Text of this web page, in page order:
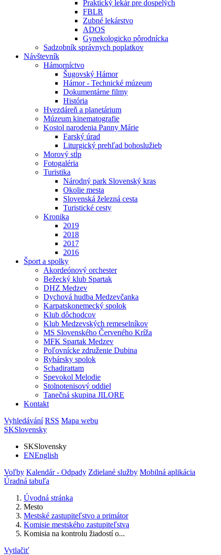
Praktický lekár pre dospelých
FBLR
Zubné lekárstvo
ADOS
Gynekologicko pôrodnícka
Sadzobník správnych poplatkov
Návštevník
Hámorníctvo
Šugovský Hámor
Hámor - Technické múzeum
Dokumentárne filmy
História
Hvezdáreň a planetárium
Múzeum kinematografie
Kostol narodenia Panny Márie
Farský úrad
Liturgický prehľad bohoslužieb
Morový stĺp
Fotogaléria
Turistika
Národný park Slovenský kras
Okolie mesta
Slovenská železná cesta
Turistické cesty
Kronika
2019
2018
2017
2016
Šport a spolky
Akordeónový orchester
Bežecký klub Spartak
DHZ Medzev
Dychová hudba Medzevčanka
Karpatskonemecký spolok
Klub dôchodcov
Klub Medzevských remeselníkov
MS Slovenského Červeného Kríža
MFK Spartak Medzev
Poľovnícke združenie Dubina
Rybársky spolok
Schadirattam
Spevokol Melodie
Stolnotenisový oddiel
Tanečná skupina JILORE
Kontakt
Vyhledávání RSS Mapa webu
SKSlovensky
SKSlovensky
ENEnglish
Voľby Kalendár - Odpady Zdielané služby Mobilná aplikácia
Úradná tabuľa
Úvodná stránka
Mesto
Mestské zastupiteľstvo a primátor
Komisie mestského zastupiteľstva
Komisia na kontrolu žiadostí o...
Vytlačiť